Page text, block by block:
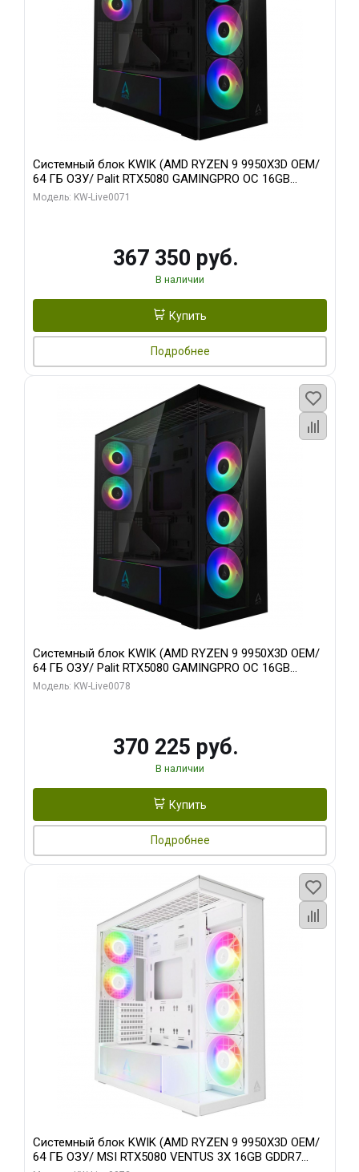
Системный блок KWIK (AMD RYZEN 9 9950X3D OEM/
64 ГБ ОЗУ/ Palit RTX5080 GAMINGPRO OC 16GB
GDDR7 256bit 3xDP HD/ 960 ГБ SSD)
Модель: KW-Live0071
367 350 руб.
В наличии
Купить
Подробнее
Системный блок KWIK (AMD RYZEN 9 9950X3D OEM/
64 ГБ ОЗУ/ Palit RTX5080 GAMINGPRO OC 16GB
GDDR7 256bit 3xDP HD/ 1 ТБ SSD)
Модель: KW-Live0078
370 225 руб.
В наличии
Купить
Подробнее
Системный блок KWIK (AMD RYZEN 9 9950X3D OEM/
64 ГБ ОЗУ/ MSI RTX5080 VENTUS 3X 16GB GDDR7